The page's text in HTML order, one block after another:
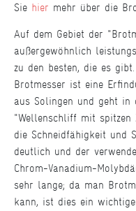
Sie hier mehr über die
Auf dem Gebiet der
außergewöhnlich
zu den besten, die es
Brotmesser ist eine
aus Solingen und geht in
"Wellenschliff mit
die Schneidfähigkeit und
deutlich und der
Chrom-Vanadium-
sehr lange; da man
kann, ist dies ein